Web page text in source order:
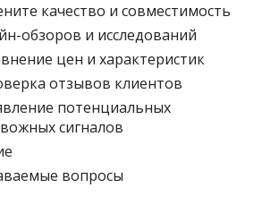
качество и совместимость
обзоров и исследований
цен и характеристик
отзывов клиентов
потенциальных
сигналов
вопросы